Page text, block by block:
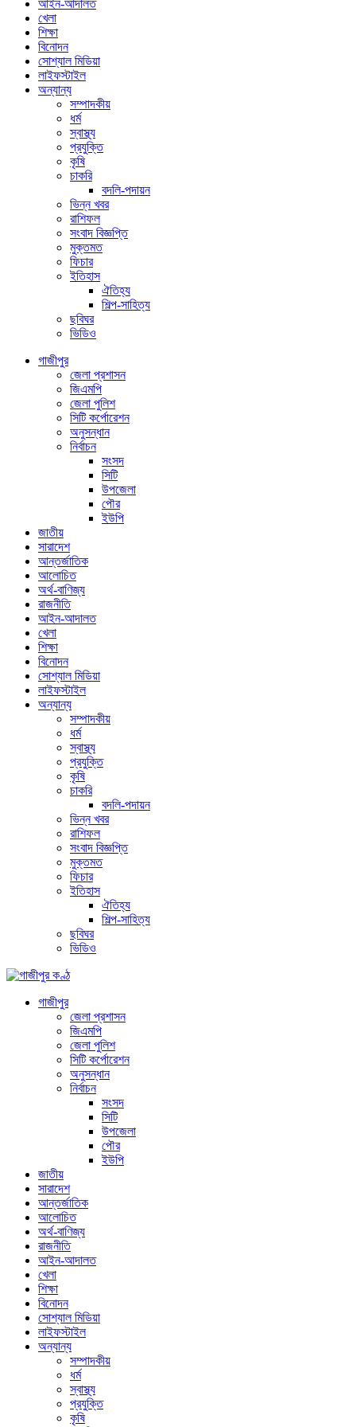
আইন-আদালত
খেলা
শিক্ষা
বিনোদন
সোশ্যাল মিডিয়া
লাইফস্টাইল
অন্যান্য
সম্পাদকীয়
ধর্ম
স্বাস্থ্য
প্রযুক্তি
কৃষি
চাকরি
বদলি-পদায়ন
ভিন্ন খবর
রাশিফল
সংবাদ বিজ্ঞপ্তি
মুক্তমত
ফিচার
ইতিহাস
ঐতিহ্য
শিল্প-সাহিত্য
ছবিঘর
ভিডিও
গাজীপুর
জেলা প্রশাসন
জিএমপি
জেলা পুলিশ
সিটি কর্পোরেশন
অনুসন্ধান
নির্বাচন
সংসদ
সিটি
উপজেলা
পৌর
ইউপি
জাতীয়
সারাদেশ
আন্তর্জাতিক
আলোচিত
অর্থ-বাণিজ্য
রাজনীতি
আইন-আদালত
খেলা
শিক্ষা
বিনোদন
সোশ্যাল মিডিয়া
লাইফস্টাইল
অন্যান্য
সম্পাদকীয়
ধর্ম
স্বাস্থ্য
প্রযুক্তি
কৃষি
চাকরি
বদলি-পদায়ন
ভিন্ন খবর
রাশিফল
সংবাদ বিজ্ঞপ্তি
মুক্তমত
ফিচার
ইতিহাস
ঐতিহ্য
শিল্প-সাহিত্য
ছবিঘর
ভিডিও
গাজীপুর
জেলা প্রশাসন
জিএমপি
জেলা পুলিশ
সিটি কর্পোরেশন
অনুসন্ধান
নির্বাচন
সংসদ
সিটি
উপজেলা
পৌর
ইউপি
জাতীয়
সারাদেশ
আন্তর্জাতিক
আলোচিত
অর্থ-বাণিজ্য
রাজনীতি
আইন-আদালত
খেলা
শিক্ষা
বিনোদন
সোশ্যাল মিডিয়া
লাইফস্টাইল
অন্যান্য
সম্পাদকীয়
ধর্ম
স্বাস্থ্য
প্রযুক্তি
কৃষি